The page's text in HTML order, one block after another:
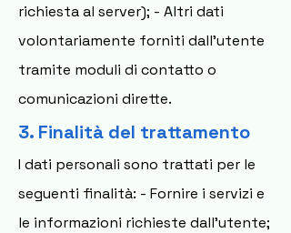
richiesta al server); - Altri dati
volontariamente forniti dall’utente
tramite moduli di contatto o
comunicazioni dirette.
3. Finalità del trattamento
I dati personali sono trattati per le
seguenti finalità: - Fornire i servizi e
le informazioni richieste dall’utente;